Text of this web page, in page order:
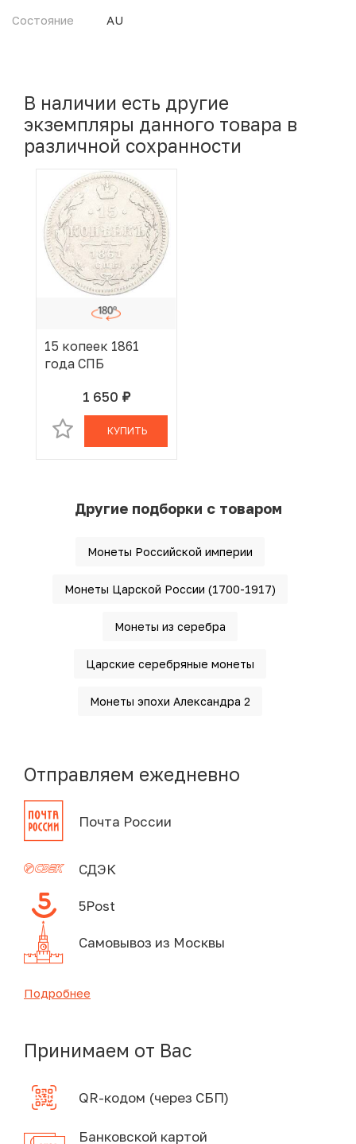
Состояние
AU
В наличии есть другие
экземпляры данного товара в
различной сохранности
15 копеек 1861
года СПБ
1 650 руб.
В КОРЗИНЕ
КУПИТЬ
Другие подборки с товаром
Монеты Российской империи
Монеты Царской России (1700-1917)
Монеты из серебра
Царские серебряные монеты
Монеты эпохи Александра 2
Отправляем ежедневно
Почта России
СДЭК
5Post
Самовывоз из Москвы
Подробнее
Принимаем от Вас
QR-кодом (через СБП)
Банковской картой